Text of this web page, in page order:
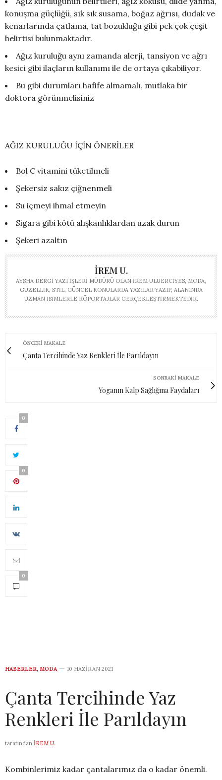
konuşma güçlüğü, sık sık susama, boğaz ağrısı, dudak ve
kenarlarında çatlama, tat bozukluğu gibi pek çok çeşit
belirtisi bulunmaktadır.
Ağız kuruluğu aynı zamanda alerji, tansiyon ve ağrı
kesici gibi ilaçların kullanımı ile de ortaya çıkabiliyor.
Bu gibi durumları hafife almamalı, mutlaka bir
doktora görünmelisiniz
AĞIZ KURULUĞU İÇİN ÖNERİLER
Bol C vitamini tüketilmeli
Şekersiz sakız çiğnenmeli
Su içmeyi ihmal etmeyin
Sigara gibi kötü alışkanlıklardan uzak durun
Şekeri azaltın
İREM U.
AYSHA DERGI YAZI İŞLERI MÜDÜRÜ OLAN İREM ULUERCIYES, MODA,
GÜZELLIK, STIL, GÜNCEL KONULARDA YAZILAR YAZIP, ALANINDA
UZMAN ISIMLERLE RÖPORTAJLAR GERÇEKLEŞTIRMEKTEDIR.
ÖNCEKI MAKALE
Çanta Tercihinde Yaz Renkleri İle Parıldayın
SONRAKI MAKALE
Yoganın Kalp Sağlığına Faydaları
0
0
0
HABERLER, MODA 10 HAZIRAN 2021
Çanta Tercihinde Yaz
Renkleri İle Parıldayın
tarafından İREM U.
Kombinlerimiz kadar çantalarımız da o kadar önemli.